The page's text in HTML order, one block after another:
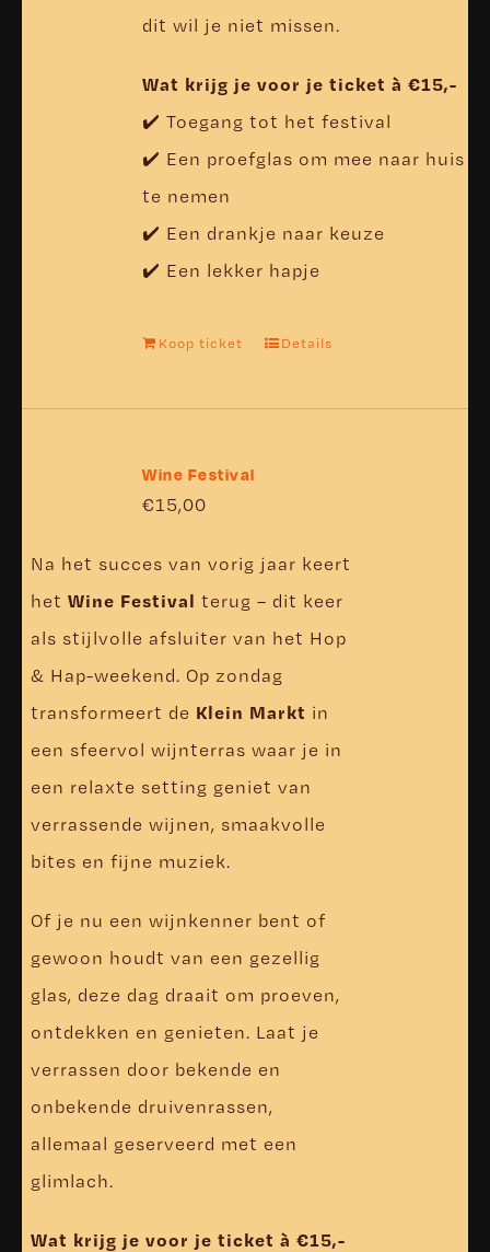
dit wil je niet missen.
Wat krijg je voor je ticket à €15,-
✔️ Toegang tot het festival
✔️ Een proefglas om mee naar huis
te nemen
✔️ Een drankje naar keuze
✔️ Een lekker hapje
Koop ticket Details
Wine Festival
€15,00
Na het succes van vorig jaar keert
hetWine Festival terug – dit keer
als stijlvolle afsluiter van het Hop
& Hap-weekend. Op zondag
transformeert de Klein Markt in
een sfeervol wijnterras waar je in
een relaxte setting geniet van
verrassende wijnen, smaakvolle
bites en fijne muziek.
Of je nu een wijnkenner bent of
gewoon houdt van een gezellig
glas, deze dag draait om proeven,
ontdekken en genieten. Laat je
verrassen door bekende en
onbekende druivenrassen,
allemaal geserveerd met een
glimlach.
Wat krijg je voor je ticket à €15,-